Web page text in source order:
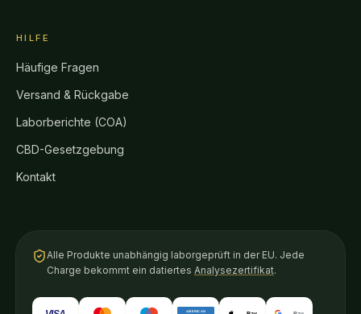
HILFE
Häufige Fragen
Versand & Rückgabe
Laborberichte (COA)
CBD-Gesetzgebung
Kontakt
Alle Produkte unabhängig laborgeprüft in der EU. Jede
Charge bekommt ein datiertes Analysezertifikat.
AMERICAN